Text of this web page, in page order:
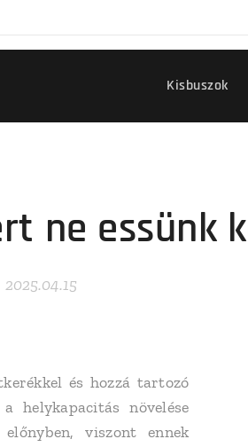
Kisbuszok
ne essünk
2025.04.15
és hozzá tartozó
helykapacitás növelése
viszont ennek